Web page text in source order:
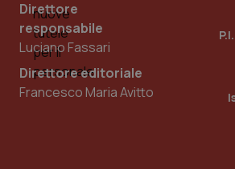
Direttore
responsabile
Luciano Fassari
Direttore editoriale
Francesco Maria Avitto
PHPSESSID